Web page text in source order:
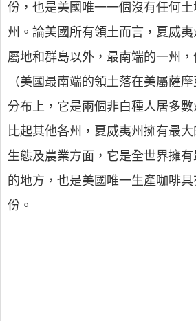
份，也是美國唯一一個沒有任何
州。論美國所有領土而言，夏威
屬地和群島以外，最南端的一州
（美國最南端的領土落在美屬薩
分布上，它是兩個非白種人居多數
比起其他各州，夏威夷州擁有最大
生態及農業方面，它是全世界擁
的地方，也是美國唯一生產咖啡
份。